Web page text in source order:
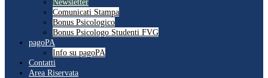
Comunicati Stampa
Bonus Psicologico
Bonus Psicologo Studenti FVG
pagoPA
Info su pagoPA
Contatti
Area Riservata